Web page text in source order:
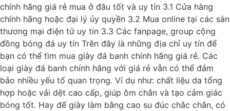
chính hãng giá rẻ mua ở đâu tốt và uy tín 3.1 Cửa hàng
chính hãng hoặc đại lý ủy quyền 3.2 Mua online tại các sàn
thương mại điện tử uy tín 3.3 Các fanpage, group cộng
đồng bóng đá uy tín Trên đây là những địa chỉ uy tín để
bạn có thể tìm mua giày đá banh chính hãng giá rẻ. Các
loại giày đá banh chính hãng với giá rẻ vẫn có thể đảm
bảo nhiều yếu tố quan trọng. Ví dụ như: chất liệu da tổng
hợp hoặc vải dệt cao cấp, giúp ôm chân và tạo cảm giác
bóng tốt. Hay đế giày làm bằng cao su đúc chắc chắn, có